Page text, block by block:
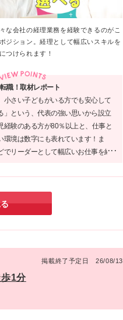
な会社の経理業務を経験できるのがこ
ジション。経理として幅広いスキルを
つけられます！
職！取材レポート
小さい子どもがいる方でも安心して
」という、代表の強い思いから設立
経験のある方が80％以上と、仕事と
環境は数字にも表れています！ま
でリーダーとして幅広いお仕事を経
したい！」そんな方にこそ是非、応
掲載終了予定日 26/08/13
1分